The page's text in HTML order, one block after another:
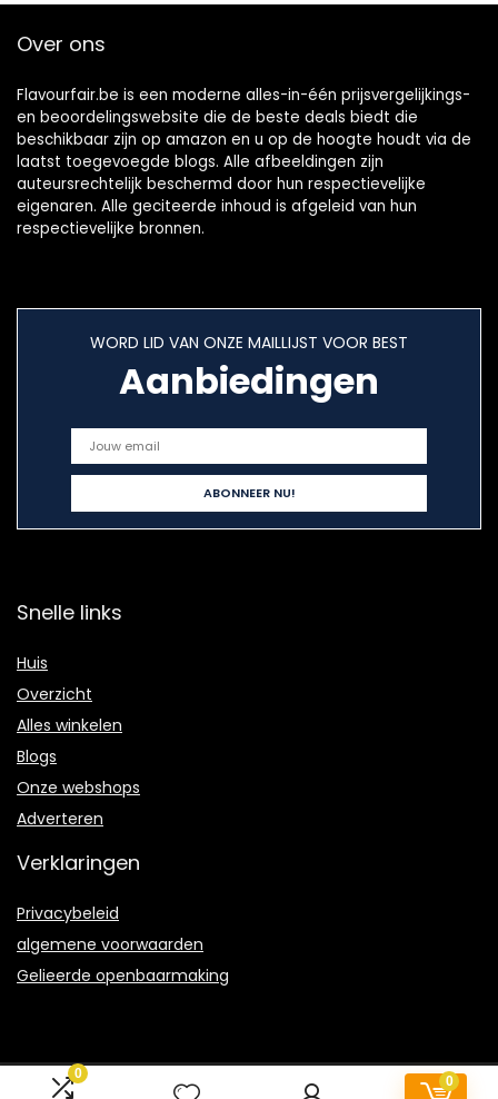
0
0
Over ons
Flavourfair.be is een moderne alles-in-één prijsvergelijkings-
en beoordelingswebsite die de beste deals biedt die
beschikbaar zijn op amazon en u op de hoogte houdt via de
laatst toegevoegde blogs. Alle afbeeldingen zijn
auteursrechtelijk beschermd door hun respectievelijke
eigenaren. Alle geciteerde inhoud is afgeleid van hun
respectievelijke bronnen.
WORD LID VAN ONZE MAILLIJST VOOR BEST
Aanbiedingen
Snelle links
Huis
Overzicht
Alles winkelen
Blogs
Onze webshops
Adverteren
Verklaringen
Privacybeleid
algemene voorwaarden
Gelieerde openbaarmaking
2022 © Flavourfair.be Alle rechten voorbehouden